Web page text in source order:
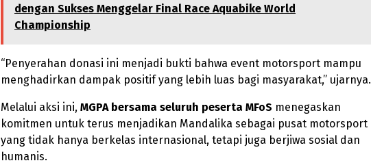
dengan Sukses Menggelar Final Race Aquabike World
Championship
“Penyerahan donasi ini menjadi bukti bahwa event motorsport mampu
menghadirkan dampak positif yang lebih luas bagi masyarakat,” ujarnya.
Melalui aksi ini, MGPA bersama seluruh peserta MFoS menegaskan
komitmen untuk terus menjadikan Mandalika sebagai pusat motorsport
yang tidak hanya berkelas internasional, tetapi juga berjiwa sosial dan
humanis.